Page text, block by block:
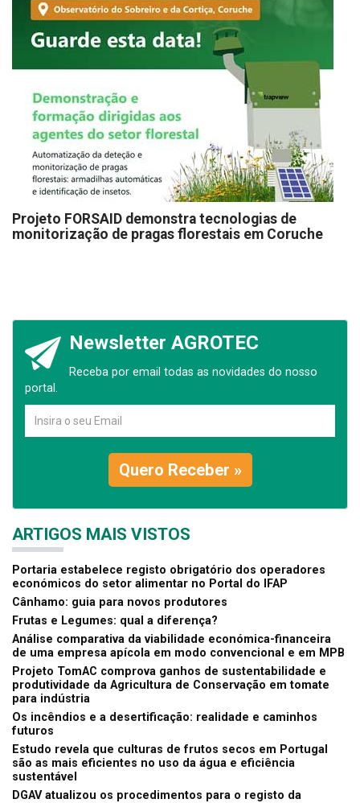
Projeto FORSAID demonstra tecnologias de
monitorização de pragas florestais em Coruche
Newsletter AGROTEC
Receba por email todas as novidades do nosso
portal.
Quero Receber »
ARTIGOS MAIS VISTOS
Portaria estabelece registo obrigatório dos operadores
económicos do setor alimentar no Portal do IFAP
Cânhamo: guia para novos produtores
Frutas e Legumes: qual a diferença?
Análise comparativa da viabilidade económica-financeira
de uma empresa apícola em modo convencional e em MPB
Projeto TomAC comprova ganhos de sustentabilidade e
produtividade da Agricultura de Conservação em tomate
para indústria
Os incêndios e a desertificação: realidade e caminhos
futuros
Estudo revela que culturas de frutos secos em Portugal
são as mais eficientes no uso da água e eficiência
sustentável
DGAV atualizou os procedimentos para o registo da